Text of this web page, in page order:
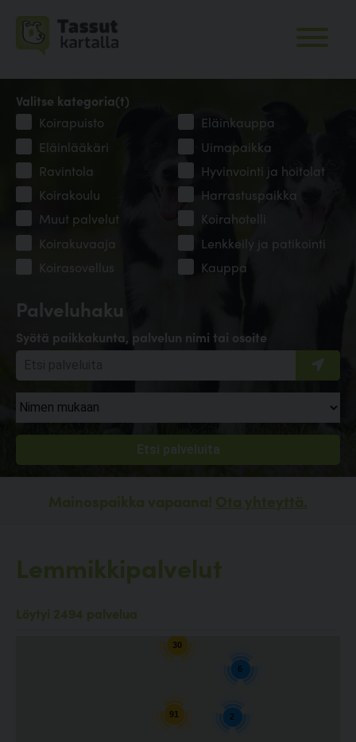
Palveluhaku
Syötä paikkakunta, palvelun nimi tai osoite
Valitse kategoria(t)
Koirapuisto
Eläinkauppa
Eläinlääkäri
Uimapaikka
Ravintola
Hyvinvointi ja hoitolat
Koirakoulu
Harrastuspaikka
Muut palvelut
Koirahotelli
Koirakuvaaja
Lenkkeily ja patikointi
Koirasovellus
Kauppa
Mainospaikka vapaana! Ota yhteyttä.
Lemmikkipalvelut
Löytyi 2494 palvelua
91
6
30
2